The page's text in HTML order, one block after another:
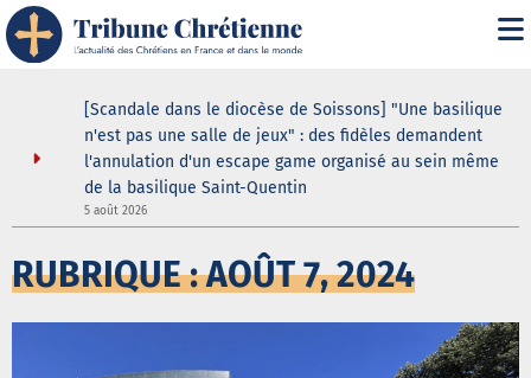
[Scandale dans le diocèse de Soissons] "Une basilique
n'est pas une salle de jeux" : des fidèles demandent
l'annulation d'un escape game organisé au sein même
de la basilique Saint-Quentin
5 août 2026
RUBRIQUE : AOÛT 7, 2024